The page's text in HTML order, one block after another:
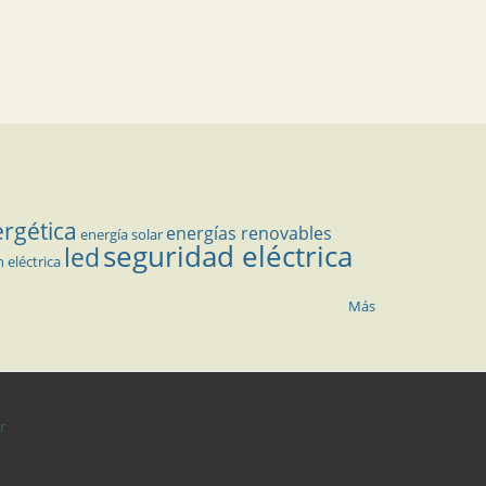
energía solar energías renovables
eléctrica ledseguridad eléctrica
Más